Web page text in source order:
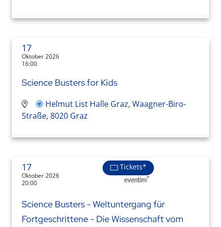
17
Oktober 2026
16:00
Science Busters for Kids
Helmut List Halle Graz, Waagner-Biro-
Straße, 8020 Graz
17
Oktober 2026
20:00
Tickets*
Science Busters - Weltuntergang für
Fortgeschrittene - Die Wissenschaft vom